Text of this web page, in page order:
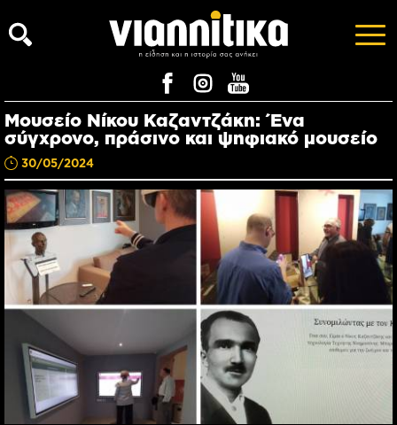
Μουσείο Νίκου Καζαντζάκη: Ένα
σύγχρονο, πράσινο και ψηφιακό μουσείο
30/05/2024